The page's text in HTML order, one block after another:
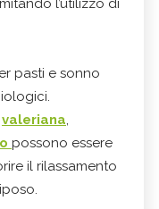
l’utilizzo di
pasti e sonno
valeriana,
possono essere
il rilassamento